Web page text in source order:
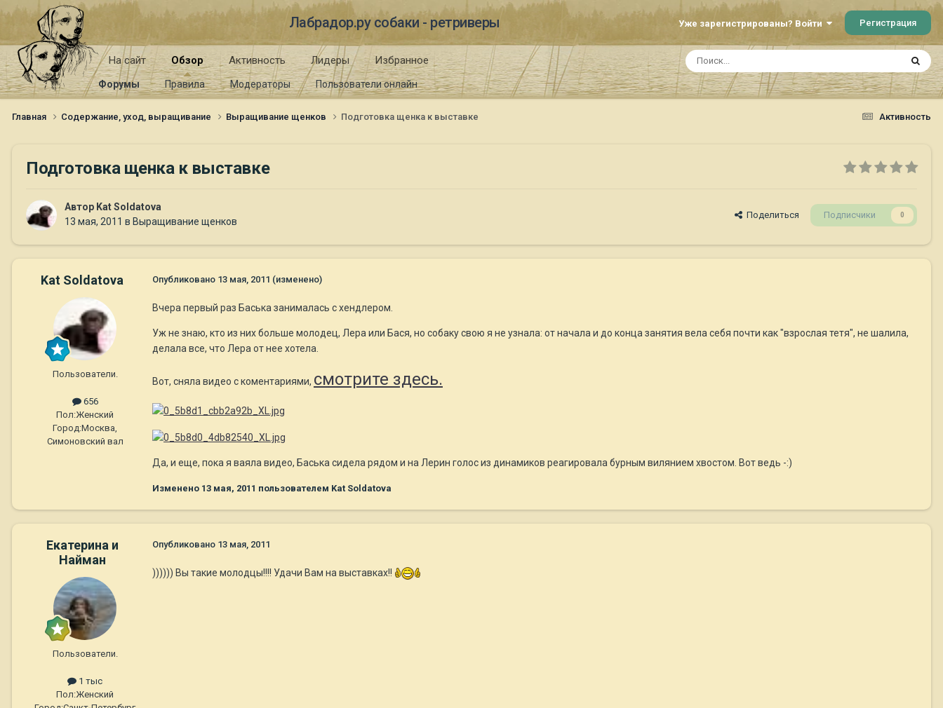
Лабрадор.ру собаки - ретриверы Уже зарегистрированы? Войти Регистрация
На сайт Обзор
Форумы Правила Модераторы Пользователи онлайн
Активность Лидеры Избранное
Активность
Главная Содержание, уход, выращивание Выращивание щенков Подготовка щенка к выставке
Подготовка щенка к выставке
Автор Kat Soldatova
13 мая, 2011 в Выращивание щенков
Поделиться Подписчики 0
Kat Soldatova
Пользователи.
656
Пол:Женский
Город:Москва,
Симоновский вал
Опубликовано 13 мая, 2011 (изменено)
Вчера первый раз Баська занималась с хендлером.
Уж не знаю, кто из них больше молодец, Лера или Бася, но собаку свою я не узнала: от начала и до конца занятия вела себя почти как "взрослая тетя", не шалила,
делала все, что Лера от нее хотела.
Вот, сняла видео с коментариями, смотрите здесь.
Да, и еще, пока я ваяла видео, Баська сидела рядом и на Лерин голос из динамиков реагировала бурным вилянием хвостом. Вот ведь -:)
Изменено 13 мая, 2011 пользователем Kat Soldatova
Екатерина и
Найман
Пользователи.
1 тыс
Пол:Женский
Опубликовано 13 мая, 2011
)))))) Вы такие молодцы!!!! Удачи Вам на выставках!!